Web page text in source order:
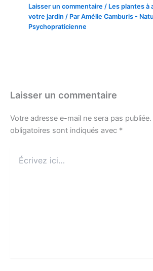
Laisser un commentaire / Les plantes à
votre jardin / ParAmélie Camburis -
Psychopraticienne
Laisser un commentaire
Votre adresse e-mail ne sera pas publiée.
obligatoires sont indiqués avec *
ici…